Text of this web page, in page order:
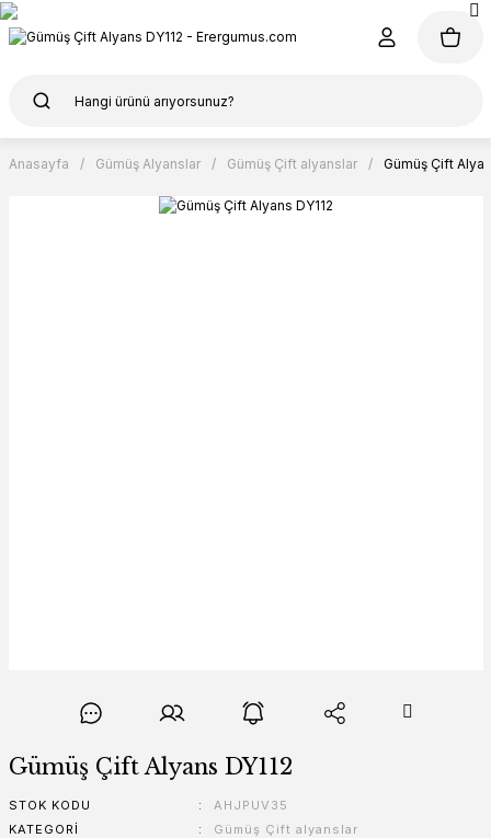
Anasayfa Gümüş Alyanslar Gümüş Çift alyanslar Gümüş Çift
Gümüş Çift Alyans DY112
STOK KODU
AHJPUV35
KATEGORI
Gümüş Çift alyanslar